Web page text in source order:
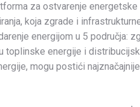
za ostvarenje
koja zgrade i
energijom u 5 područja:
energije i
mogu postići